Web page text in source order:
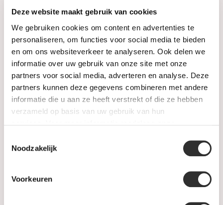
Deze website maakt gebruik van cookies
We gebruiken cookies om content en advertenties te
personaliseren, om functies voor social media te bieden
en om ons websiteverkeer te analyseren. Ook delen we
informatie over uw gebruik van onze site met onze
partners voor social media, adverteren en analyse. Deze
partners kunnen deze gegevens combineren met andere
informatie die u aan ze heeft verstrekt of die ze hebben
verzameld op basis van uw gebruik van hun
Noodzakelijk
Voorkeuren
Categorieën
Horloges
Juwelen
Trouwringen
PRE-OWNED
Informatie